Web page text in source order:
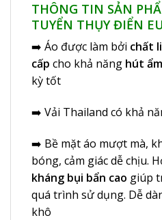
THÔNG TIN SẢN
TUYỂN THỤY ĐIỂN
➡️ Áo được làm bởi chất
cấp cho khả năng hút
kỳ tốt
➡️ Vải Thailand có khả
➡️ Bề mặt áo mượt mà,
bóng, cảm giác dễ chịu.
kháng bụi bẩn cao giúp
quá trình sử dụng. Dễ
khô